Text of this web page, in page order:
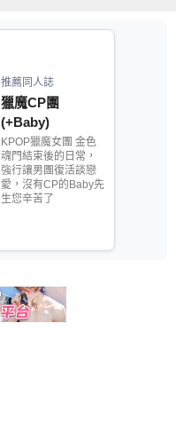
推薦同人誌
獵魔CP團
(+Baby)
KPOP獵魔女團 金色
魂門結束後的日常，
強行讓男團復活談戀
愛，沒有CP的Baby先
生您辛苦了